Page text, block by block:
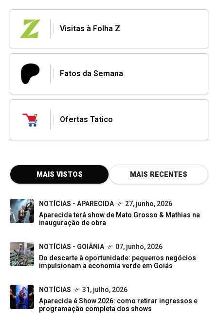
Visitas à Folha Z
Fatos da Semana
Ofertas Tatico
MAIS VISTOS MAIS RECENTES
NOTÍCIAS - APARECIDA
27, junho, 2026
Aparecida terá show de Mato Grosso & Mathias na
inauguração de obra
NOTÍCIAS - GOIÂNIA
07, junho, 2026
Do descarte à oportunidade: pequenos negócios
impulsionam a economia verde em Goiás
NOTÍCIAS
31, julho, 2026
Aparecida é Show 2026: como retirar ingressos e
programação completa dos shows